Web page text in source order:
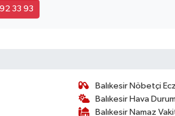
33 93
Balıkesir Nöbetçi
Balıkesir Hava
Balıkesir Namaz